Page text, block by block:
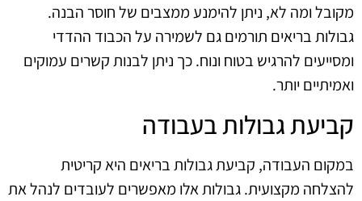
מקובל ומה לא, ניתן להימנע ממצבים של חוסר הבנה.
גבולות בריאים תורמים גם לשמירה על הכבוד ההדדי
ומסייעים להרגיש בטוח ונוח. כך ניתן לבנות קשרים עמוקים
ואמיתיים יותר.
קביעת גבולות בעבודה
במקום העבודה, קביעת גבולות בריאים היא קריטית
להצלחה מקצועית. גבולות אלו מאפשרים לעובדים לנהל את